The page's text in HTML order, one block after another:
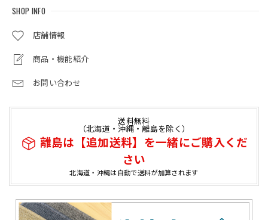
SHOP INFO
店舗情報
商品・機能紹介
お問い合わせ
送料無料
（北海道・沖縄・離島を除く）
離島は【追加送料】を一緒にご購入くだ
さい
北海道・沖縄は自動で送料が加算されます